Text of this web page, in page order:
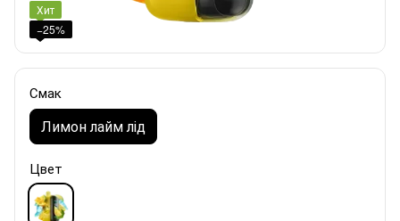
Хит
−25%
Смак
Лимон лайм лід
Цвет